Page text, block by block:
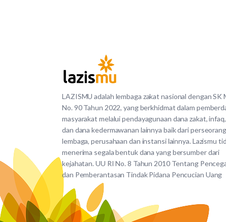
LAZISMU adalah lembaga zakat nasional dengan SK
No. 90 Tahun 2022, yang berkhidmat dalam
masyarakat melalui pendayagunaan dana zakat,
dan dana kedermawanan lainnya baik dari
lembaga, perusahaan dan instansi lainnya. Lazismu
menerima segala bentuk dana yang bersumber dari
kejahatan. UU RI No. 8 Tahun 2010 Tentang
dan Pemberantasan Tindak Pidana Pencucian Uang